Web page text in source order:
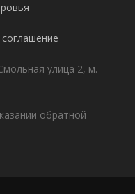
улица 2, м.
обратной